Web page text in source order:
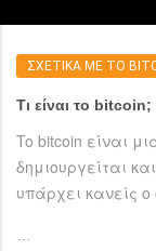
ΣΧΕΤΙΚΑ ΜΕ ΤΟ
Τι είναι το bitcoin;
To bitcoin είναι
δημιουργείται
υπάρχει κανείς ο
…